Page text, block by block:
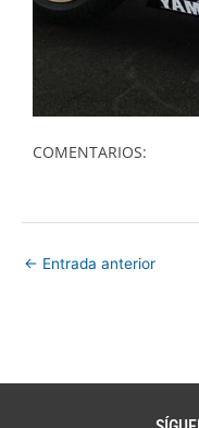
COMENTARIOS:
← Entrada anterior